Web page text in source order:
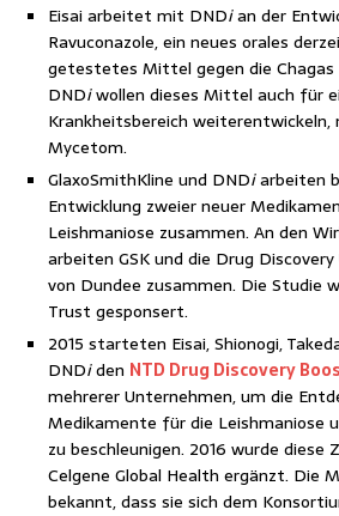
Eisai arbeitet mit DNDian der
Ravuconazole, ein neues orales
getestetes Mittel gegen die Chagas
DNDiwollen dieses Mittel auch für
Krankheitsbereich weiterentwickeln,
Mycetom.
GlaxoSmithKline und DNDiarbeiten
Entwicklung zweier neuer
Leishmaniose zusammen. An den
arbeiten GSK und die Drug
von Dundee zusammen. Die Studie
Trust gesponsert.
2015 starteten Eisai, Shionogi,
DNDiden NTD Drug Discovery
mehrerer Unternehmen, um die
Medikamente für die Leishmaniose
zu beschleunigen. 2016 wurde diese
Celgene Global Health ergänzt. Die
bekannt, dass sie sich dem